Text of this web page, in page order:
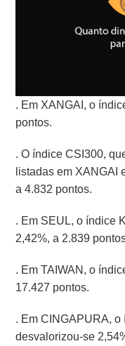
. Em XANGAI, o
pontos.
. O índice CSI300,
listadas em XANGAI
a 4.832 pontos.
. Em SEUL, o índice
2,42%, a 2.839
. Em TAIWAN, o
17.427 pontos.
. Em CINGAPURA,
desvalorizou-se